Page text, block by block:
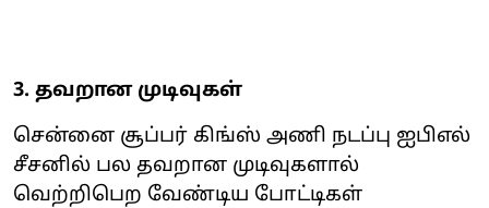
3. தவறான முடிவுகள்
சென்னை சூப்பர் கிங்ஸ் அணி நடப்பு ஐபிஎல்
சீசனில் பல தவறான முடிவுகளால்
வெற்றிபெற வேண்டிய போட்டிகள்